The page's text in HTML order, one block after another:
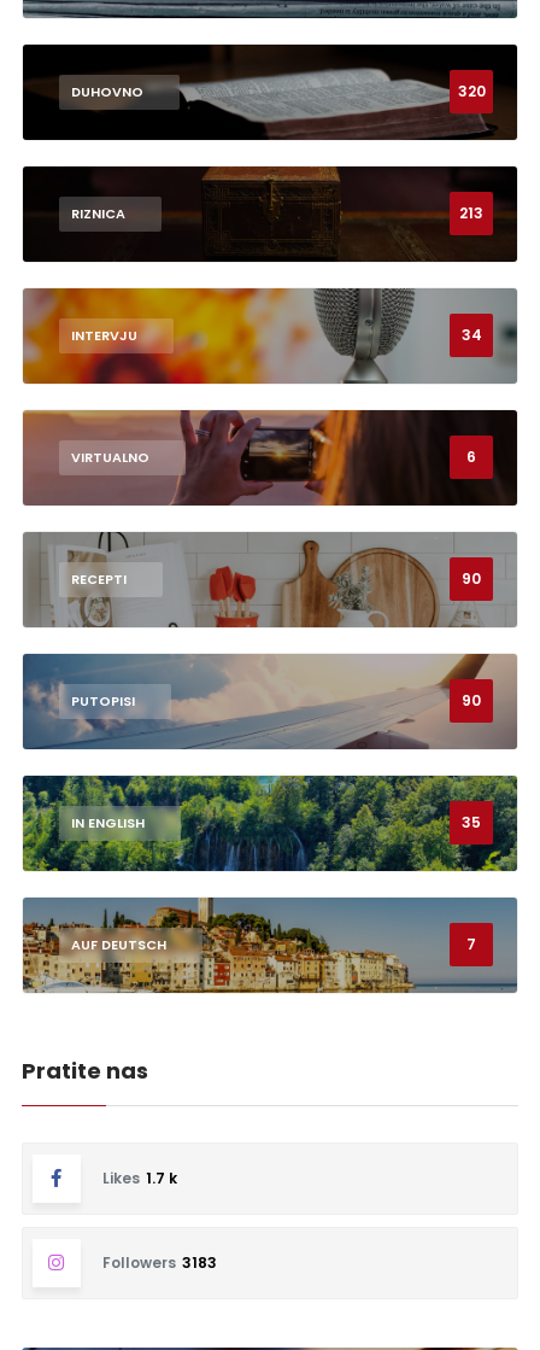
DUHOVNO 320
RIZNICA 213
INTERVJU 34
VIRTUALNO 6
RECEPTI 90
PUTOPISI 90
IN ENGLISH 35
AUF DEUTSCH 7
Pratite nas
Likes 1.7 k
Followers 3183